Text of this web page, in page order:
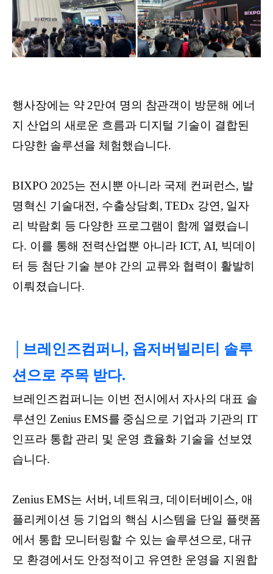
행사장에는 약 2만여 명의 참관객이 방문해 에너
지 산업의 새로운 흐름과 디지털 기술이 결합된
다양한 솔루션을 체험했습니다.
BIXPO 2025는 전시뿐 아니라 국제 컨퍼런스, 발
명혁신 기술대전, 수출상담회, TEDx 강연, 일자
리 박람회 등 다양한 프로그램이 함께 열렸습니
다. 이를 통해 전력산업뿐 아니라 ICT, AI, 빅데이
터 등 첨단 기술 분야 간의 교류와 협력이 활발히
이뤄졌습니다.
│브레인즈컴퍼니, 옵저버빌리티 솔루
션으로 주목 받다.
브레인즈컴퍼니는 이번 전시에서 자사의 대표 솔
루션인 Zenius EMS를 중심으로 기업과 기관의 IT
인프라 통합 관리 및 운영 효율화 기술을 선보였
습니다.
Zenius EMS는 서버, 네트워크, 데이터베이스, 애
플리케이션 등 기업의 핵심 시스템을 단일 플랫폼
에서 통합 모니터링할 수 있는 솔루션으로, 대규
모 환경에서도 안정적이고 유연한 운영을 지원합